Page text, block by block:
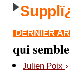
DERNIER
qui
Julien Poix ›